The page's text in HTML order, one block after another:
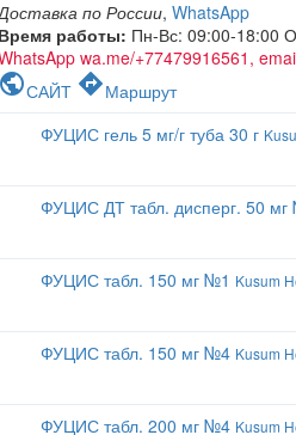
по России, WhatsApp
Время работы: Пн-Вс: 09:00-18:00
wa.me/+77479916561,
publicСАЙТ directionsМаршрут
ФУЦИС гель 5 мг/г туба 30 г
ФУЦИС ДТ табл. дисперг. 50
ФУЦИС табл. 150 мг №1 Kusum
ФУЦИС табл. 150 мг №4 Kusum
ФУЦИС табл. 200 мг №4 Kusum